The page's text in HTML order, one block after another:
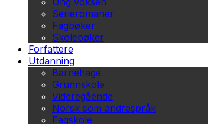
Serieromaner
Fagbøker
Skolebøker
Forfattere
Utdanning
Barnehage
Grunnskole
Videregående
Norsk som andrespråk
Fagskole